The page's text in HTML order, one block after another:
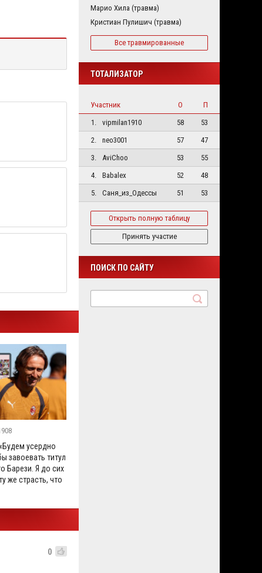
усердно
завоевать титул
Барези. Я до сих
же страсть, что
0
Марио Хила (травма)
Кристиан Пулишич (травма)
Все травмированные
ТОТАЛИЗАТОР
Участник О
П
1.
vipmilan1910 58
53
2.
neo3001 57
47
3.
AviChoo 53
55
4.
Babalex 52
48
5.
Саня_из_Одессы 51 53
Открыть полную таблицу
Принять участие
ПОИСК ПО САЙТУ